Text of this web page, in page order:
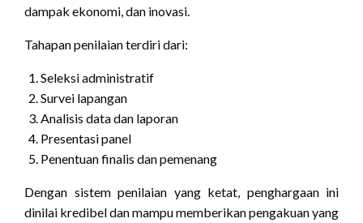
dampak ekonomi, dan inovasi.
Tahapan penilaian terdiri dari:
Seleksi administratif
Survei lapangan
Analisis data dan laporan
Presentasi panel
Penentuan finalis dan pemenang
Dengan sistem penilaian yang ketat, penghargaan ini
dinilai kredibel dan mampu memberikan pengakuan yang